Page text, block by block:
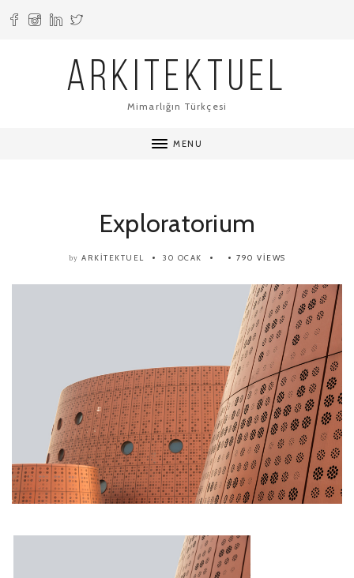
ARKITEKTUEL
Mimarlığın Türkçesi
MENU
Exploratorium
by ARKITEKTUEL 30 OCAK 790 VIEWS